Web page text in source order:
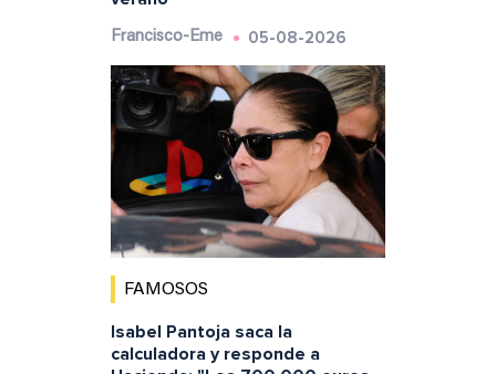
Francisco-Eme 05-08-2026
FAMOSOS
Isabel Pantoja saca la
calculadora y responde a